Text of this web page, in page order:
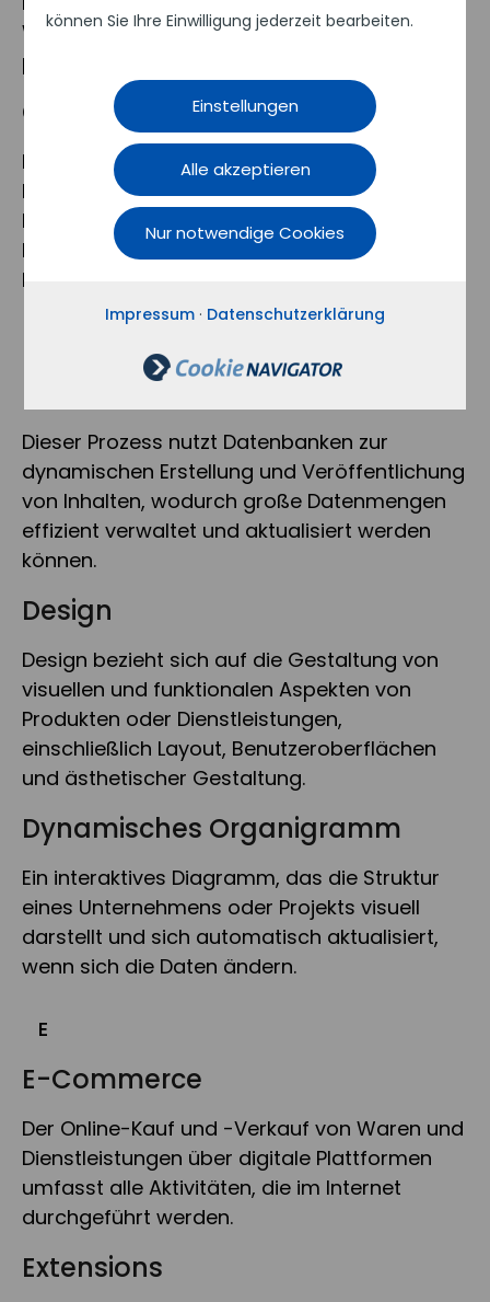
können Sie Ihre Einwilligung jederzeit bearbeiten.
Einstellungen
Alle akzeptieren
Nur notwendige Cookies
Impressum · Datenschutzerklärung
Werte, das die Wahrnehmung der Marke
prägt.
Cross-Channel-Marketing
Eine Marketingstrategie, die verschiedene
Kommunikationskanäle integriert, um eine
konsistente und koordinierte
Kundenansprache über mehrere Plattformen
hinweg zu gewährleisten.
Database-Publishing
Dieser Prozess nutzt Datenbanken zur
dynamischen Erstellung und Veröffentlichung
von Inhalten, wodurch große Datenmengen
effizient verwaltet und aktualisiert werden
können.
Design
Design bezieht sich auf die Gestaltung von
visuellen und funktionalen Aspekten von
Produkten oder Dienstleistungen,
einschließlich Layout, Benutzeroberflächen
und ästhetischer Gestaltung.
Dynamisches Organigramm
Ein interaktives Diagramm, das die Struktur
eines Unternehmens oder Projekts visuell
darstellt und sich automatisch aktualisiert,
wenn sich die Daten ändern.
E
E-Commerce
Der Online-Kauf und -Verkauf von Waren und
Dienstleistungen über digitale Plattformen
umfasst alle Aktivitäten, die im Internet
durchgeführt werden.
Extensions